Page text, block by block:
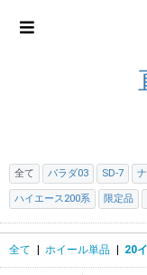
全て パラダ03 SD-7
ハイエース200系 限定品
全て ホイール単品 20